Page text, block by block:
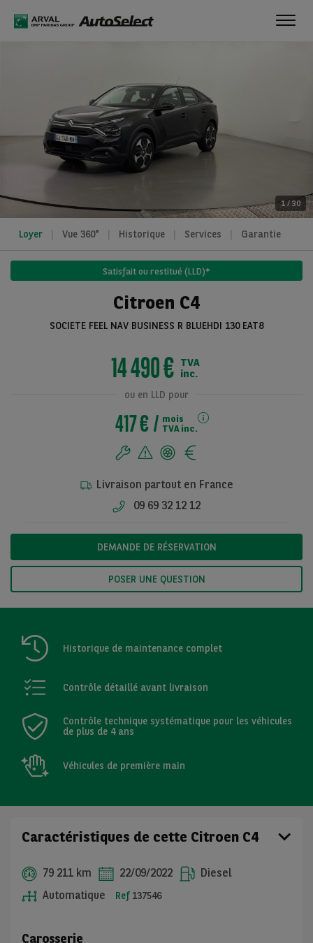
1/ 30
Voir toutes les
Loyer Vue 360° Historique Services Garantie
Satisfait ou restitué (LLD)*
Citroen C4
SOCIETE FEEL NAV BUSINESS R BLUEHDI 130 EAT8
14 490 € TVA
inc.
ou en LLD pour
417 €
mois
TVA inc.
Livraison partout en France
09 69 32 12 12
DEMANDE DE RÉSERVATION
POSER UNE QUESTION
Historique de maintenance complet
Contrôle détaillé avant livraison
Contrôle technique systématique pour les véhicules
de plus de 4 ans
Véhicules de première main
Caractéristiques de cette Citroen C4
79 211 km 22/09/2022
Diesel
Automatique
Ref 137546
Carosserie